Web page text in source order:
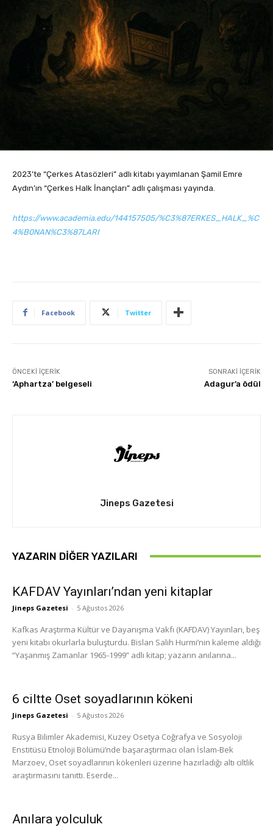
2023’te “Çerkes Atasözleri” adlı kitabı yayımlanan Şamil Emre
Aydın’ın “Çerkes Halk İnançları” adlı çalışması yayında.
https://www.academia.edu/144157505/%C3%87ERKES_HALK_%C
4%B0NAN%C3%87LARI
Facebook Twitter
ÖNCEKI İÇERIK
‘Aphartza’ belgeseli
SONRAKI İÇERIK
Adagur’a ödül
Jineps Gazetesi
YAZARIN DIĞER YAZILARI
KAFDAV Yayınları’ndan yeni kitaplar
Jineps Gazetesi - 5 Ağustos 2026
Kafkas Araştırma Kültür ve Dayanışma Vakfı (KAFDAV) Yayınları, beş
yeni kitabı okurlarla buluşturdu. Bislan Salih Hurmi’nin kaleme aldığı
“Yaşanmış Zamanlar 1965-1999” adlı kitap; yazarın anılarına...
6 ciltte Oset soyadlarının kökeni
Jineps Gazetesi - 5 Ağustos 2026
Rusya Bilimler Akademisi, Kuzey Osetya Coğrafya ve Sosyoloji
Enstitüsü Etnoloji Bölümü’nde başaraştırmacı olan İslam-Bek
Marzoev, Oset soyadlarının kökenleri üzerine hazırladığı altı ciltlik
araştırmasını tanıttı. Eserde...
Anılara yolculuk